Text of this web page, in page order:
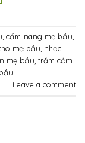
cẩm nang mẹ bầu
mẹ bầu nhạc
mẹ bầu trầm cảm
Leave a comment